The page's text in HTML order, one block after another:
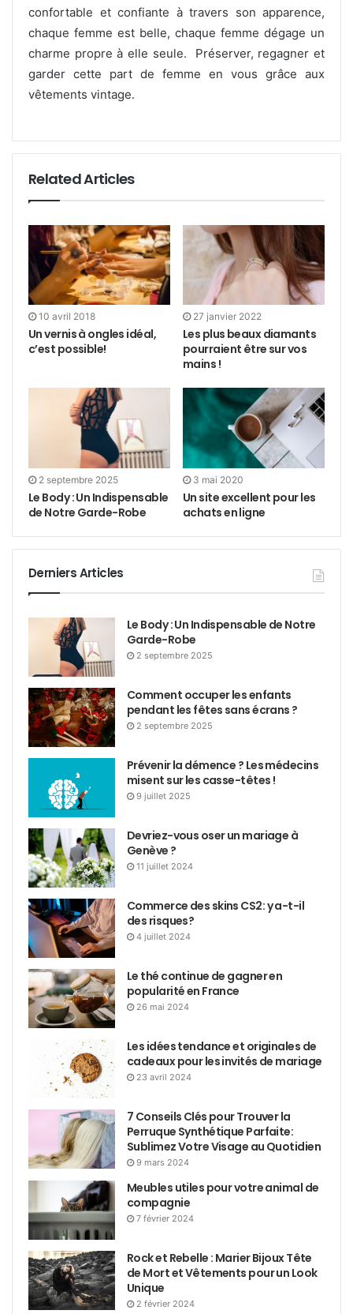
confortable et confiante à travers son apparence,
chaque femme est belle, chaque femme dégage un
charme propre à elle seule. Préserver, regagner et
garder cette part de femme en vous grâce aux
vêtements vintage.
Related Articles
10 avril 2018
Un vernis à ongles idéal,
c’est possible!
27 janvier 2022
Les plus beaux diamants
pourraient être sur vos
mains !
2 septembre 2025
Le Body : Un Indispensable
de Notre Garde-Robe
3 mai 2020
Un site excellent pour les
achats en ligne
Derniers Articles
Le Body : Un Indispensable de Notre
Garde-Robe
2 septembre 2025
Comment occuper les enfants
pendant les fêtes sans écrans ?
2 septembre 2025
Prévenir la démence ? Les médecins
misent sur les casse-têtes !
9 juillet 2025
Devriez-vous oser un mariage à
Genève ?
11 juillet 2024
Commerce des skins CS2: y a-t-il
des risques?
4 juillet 2024
Le thé continue de gagner en
popularité en France
26 mai 2024
Les idées tendance et originales de
cadeaux pour les invités de mariage
23 avril 2024
7 Conseils Clés pour Trouver la
Perruque Synthétique Parfaite:
Sublimez Votre Visage au Quotidien
9 mars 2024
Meubles utiles pour votre animal de
compagnie
7 février 2024
Rock et Rebelle : Marier Bijoux Tête
de Mort et Vêtements pour un Look
Unique
2 février 2024